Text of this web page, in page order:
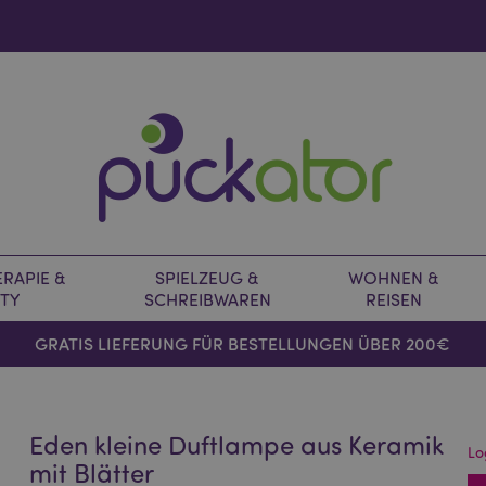
&
SPIELZEUG &
SCHREIBWAREN
WOHNEN &
REISEN
GRATIS LIEFERUNG FÜR BESTELLUNGEN ÜBER 200€
Eden kleine Duftlampe aus Keramik
mit Blätter